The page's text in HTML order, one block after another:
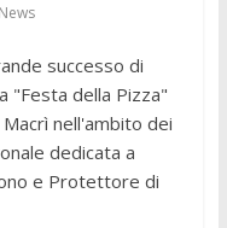
successo di
"Festa della Pizza"
nell'ambito dei
dedicata a
e Protettore di